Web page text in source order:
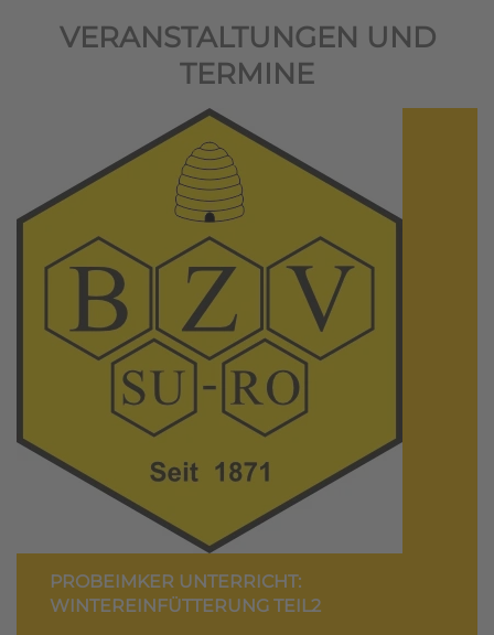
VERANSTALTUNGEN UND
TERMINE
PROBEIMKER UNTERRICHT:
WINTEREINFÜTTERUNG TEIL2